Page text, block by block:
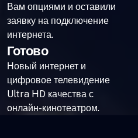
Вам опциями и оставили
заявку на подключение
интернета.
Готово
Новый интернет и
цифровое телевидение
Ultra HD качества с
онлайн-кинотеатром.